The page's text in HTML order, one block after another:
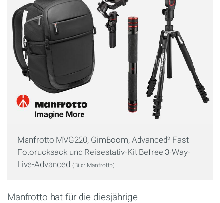
Manfrotto MVG220, GimBoom, Advanced² Fast
Fotorucksack und Reisestativ-Kit Befree 3-Way-
Live-Advanced (Bild: Manfrotto)
Manfrotto hat für die diesjährige